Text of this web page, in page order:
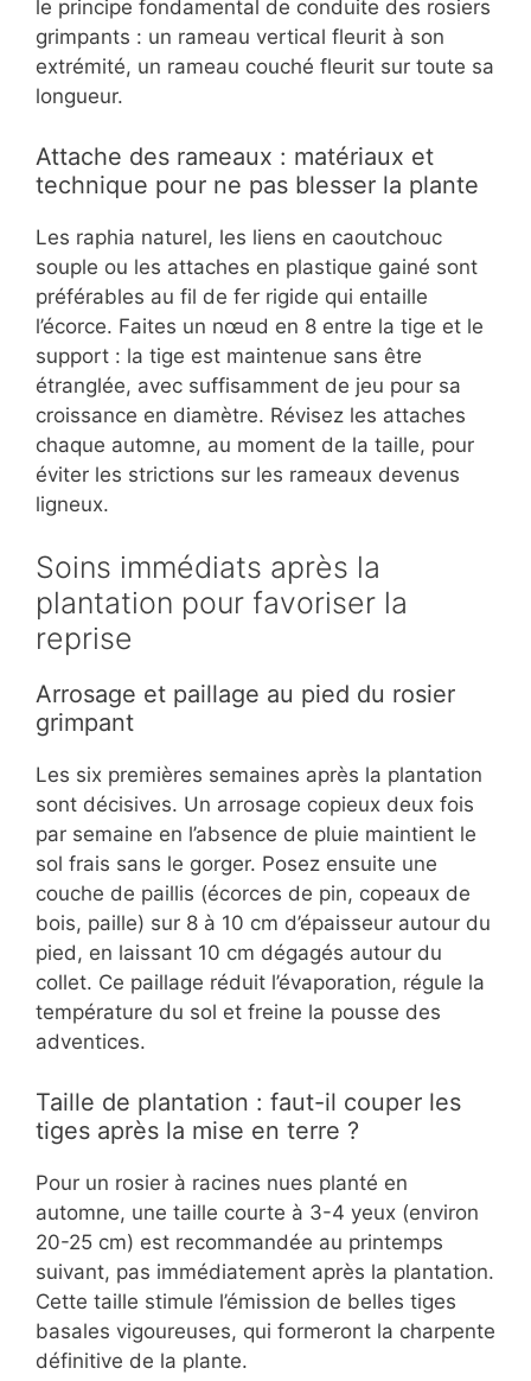
le principe fondamental de conduite des rosiers
grimpants : un rameau vertical fleurit à son
extrémité, un rameau couché fleurit sur toute sa
longueur.
Attache des rameaux : matériaux et
technique pour ne pas blesser la plante
Les raphia naturel, les liens en caoutchouc
souple ou les attaches en plastique gainé sont
préférables au fil de fer rigide qui entaille
l’écorce. Faites un nœud en 8 entre la tige et le
support : la tige est maintenue sans être
étranglée, avec suffisamment de jeu pour sa
croissance en diamètre. Révisez les attaches
chaque automne, au moment de la taille, pour
éviter les strictions sur les rameaux devenus
ligneux.
Soins immédiats après la
plantation pour favoriser la
reprise
Arrosage et paillage au pied du rosier
grimpant
Les six premières semaines après la plantation
sont décisives. Un arrosage copieux deux fois
par semaine en l’absence de pluie maintient le
sol frais sans le gorger. Posez ensuite une
couche de paillis (écorces de pin, copeaux de
bois, paille) sur 8 à 10 cm d’épaisseur autour du
pied, en laissant 10 cm dégagés autour du
collet. Ce paillage réduit l’évaporation, régule la
température du sol et freine la pousse des
adventices.
Taille de plantation : faut-il couper les
tiges après la mise en terre ?
Pour un rosier à racines nues planté en
automne, une taille courte à 3-4 yeux (environ
20-25 cm) est recommandée au printemps
suivant, pas immédiatement après la plantation.
Cette taille stimule l’émission de belles tiges
basales vigoureuses, qui formeront la charpente
définitive de la plante.